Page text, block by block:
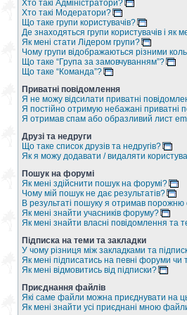
Хто такі Адміністратори?
Хто такі Модератори?
Що таке групи користувачів?
Де знаходяться групи користувачів і як
Як мені стати Лідером групи?
Чому групи відображаються різними
Що таке “Група за замовчуванням”?
Що таке “Команда”?
Приватні повідомлення
Я не можу відсилати приватні
Я постійно отримую небажані приватні
Я отримав спам або образливий лист
Друзі та недруги
Що таке список друзів та недругів?
Як я можу додавати / видаляти
Пошук на форумі
Як мені здійснити пошук на форумі?
Чому мій пошук не дає результатів?
В результаті пошуку я отримав порожню
Як мені знайти учасників форуму?
Як мені знайти власні повідомлення та
Підписка на теми та закладки
У чому різниця між закладками та
Як мені підписатись на певні форуми чи
Як мені відмовитись від підписки?
Приєднання файлів
Які саме файли можна приєднувати на
Як мені знайти усі приєднані мною